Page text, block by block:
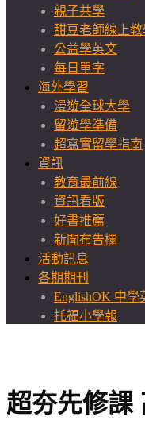
親子共學
甜豆老師線上
公益學英文
每日單字
海外學習
漫遊全球大學
留遊學準備
超寫實留學指南
資訊
教育最前線
資訊看版
好書推薦
新聞布告欄
活動訊息
各期期刊
EnglishOK 中學
托福小學報
超夯先修課